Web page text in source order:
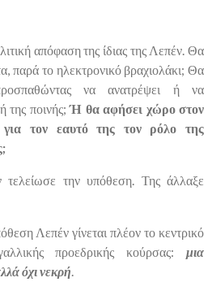
απόφαση της ίδιας της Λεπέν. Θα
παρά το ηλεκτρονικό βραχιολάκι; Θα
να ανατρέψει ή να
της ποινής;Ή θα αφήσει χώρο στον
τον εαυτό της τον ρόλο της
την υπόθεση. Της άλλαξε
Λεπέν γίνεται πλέον το κεντρικό
προεδρικής κούρσας: μια
όχι νεκρή